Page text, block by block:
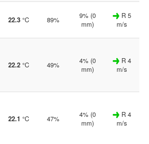
22.3 °C 89%
9% (0
mm)
R 5
m/s
22.2 °C 49%
4% (0
mm)
R 4
m/s
22.1 °C 47%
4% (0
mm)
R 4
m/s